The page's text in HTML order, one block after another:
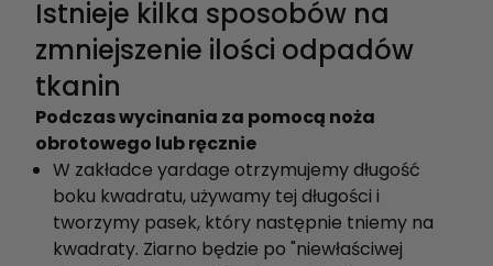
Istnieje kilka sposobów na
zmniejszenie ilości odpadów
tkanin
Podczas wycinania za pomocą noża
obrotowego lub ręcznie
W zakładce yardage otrzymujemy długość
boku kwadratu, używamy tej długości i
tworzymy pasek, który następnie tniemy na
kwadraty. Ziarno będzie po "niewłaściwej